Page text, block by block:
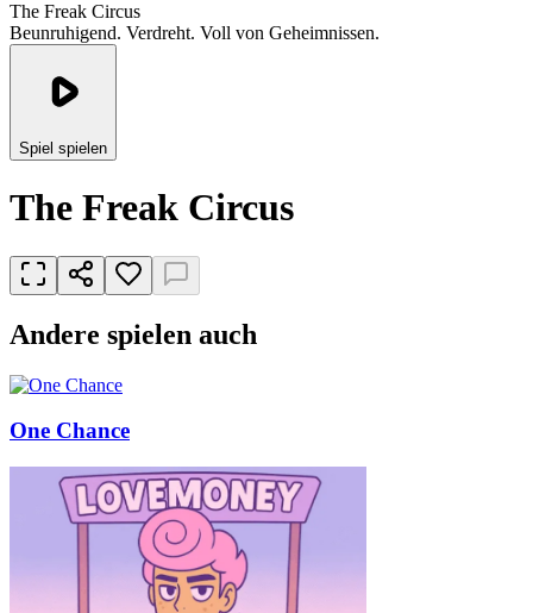
The Freak Circus
Beunruhigend. Verdreht. Voll von Geheimnissen.
Spiel spielen
The Freak Circus
Andere spielen auch
One Chance